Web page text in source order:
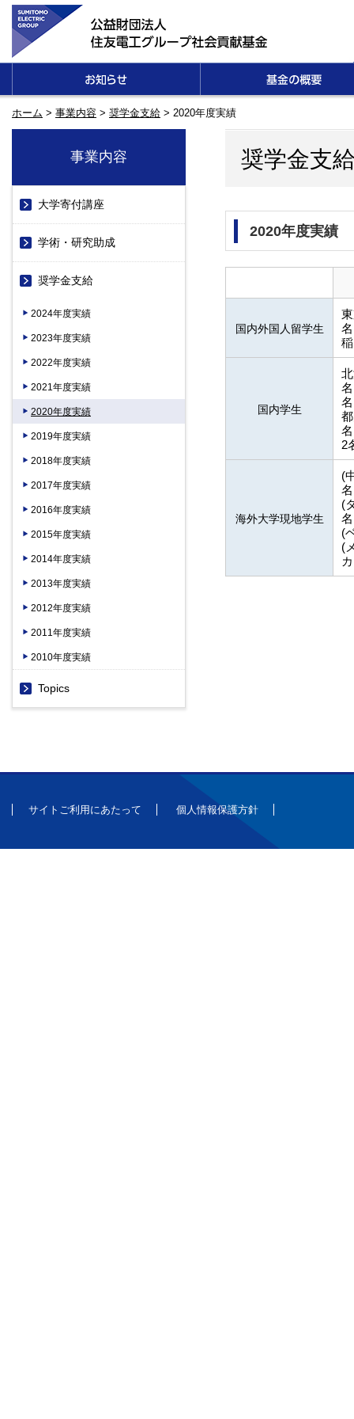
ホーム > 事業内容 > 奨学金支給 > 2020年度実績
奨学金支
2020年度実績
国内外国人留学生
国内学生
2
海外大学現地学生
(
(
名
(
(
事業内容
大学寄付講座
学術・研究助成
奨学金支給
2024年度実績
2023年度実績
2022年度実績
2021年度実績
2020年度実績
2019年度実績
2018年度実績
2017年度実績
2016年度実績
2015年度実績
2014年度実績
2013年度実績
2012年度実績
2011年度実績
2010年度実績
Topics
サイトご利用にあたって 個人情報保護方針